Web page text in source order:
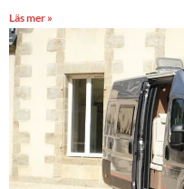
Läs mer »